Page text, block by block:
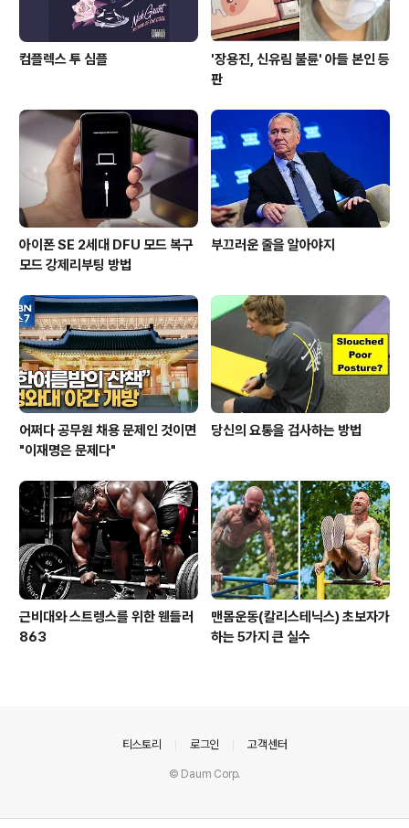
컴플렉스 투 심플
'장용진, 신유림 불륜' 아들 본인 등
판
아이폰 SE 2세대 DFU 모드 복구
모드 강제리부팅 방법
부끄러운 줄을 알아야지
어쩌다 공무원 채용 문제인 것이면
"이재명은 문제다"
당신의 요통을 검사하는 방법
근비대와 스트렝스를 위한 웬들러
863
맨몸운동(칼리스테닉스) 초보자가
하는 5가지 큰 실수
티스토리 로그인 고객센터
© Daum Corp.